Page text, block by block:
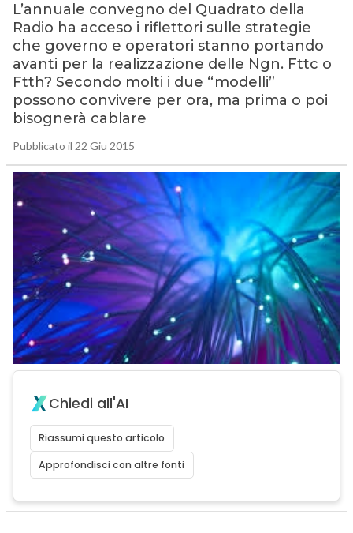
L’annuale convegno del Quadrato della
Radio ha acceso i riflettori sulle strategie
che governo e operatori stanno portando
avanti per la realizzazione delle Ngn. Fttc o
Ftth? Secondo molti i due “modelli”
possono convivere per ora, ma prima o poi
bisognerà cablare
Pubblicato il 22 Giu 2015
Chiedi all'AI
Riassumi questo articolo
Approfondisci con altre fonti